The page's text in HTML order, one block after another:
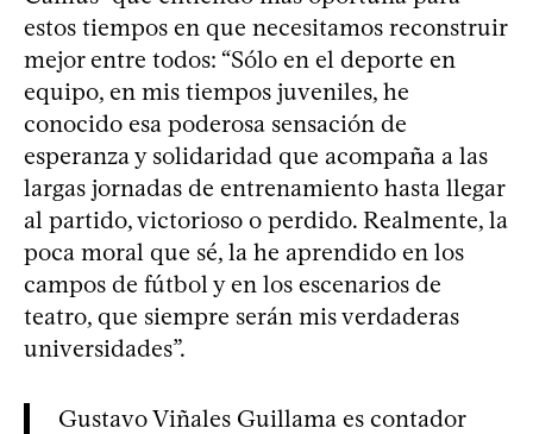
estos tiempos en que necesitamos reconstruir
mejor entre todos: “Sólo en el deporte en
equipo, en mis tiempos juveniles, he
conocido esa poderosa sensación de
esperanza y solidaridad que acompaña a las
largas jornadas de entrenamiento hasta llegar
al partido, victorioso o perdido. Realmente, la
poca moral que sé, la he aprendido en los
campos de fútbol y en los escenarios de
teatro, que siempre serán mis verdaderas
universidades”.
Gustavo Viñales Guillama es contador